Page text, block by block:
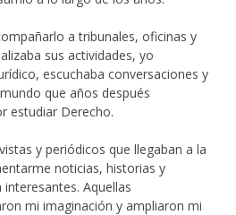
a tribunales, oficinas y
sus actividades, yo
escuchaba conversaciones y
que años después
estudiar Derecho.
y periódicos que llegaban a la
noticias, historias y
Aquellas
mi imaginación y ampliaron mi